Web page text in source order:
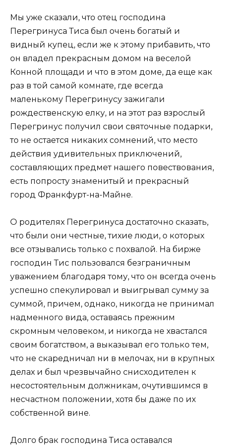
Мы уже сказали, что отец господина
Перегринуса Тиса был очень богатый и
видный купец, если же к этому прибавить, что
он владел прекрасным домом на веселой
Конной площади и что в этом доме, да еще как
раз в той самой комнате, где всегда
маленькому Перегринусу зажигали
рождественскую елку, и на этот раз взрослый
Перегринус получил свои святочные подарки,
то не остается никаких сомнений, что место
действия удивительных приключений,
составляющих предмет нашего повествования,
есть попросту знаменитый и прекрасный
город Франкфурт-на-Майне.
О родителях Перегринуса достаточно сказать,
что были они честные, тихие люди, о которых
все отзывались только с похвалой. На бирже
господин Тис пользовался безграничным
уважением благодаря тому, что он всегда очень
успешно спекулировал и выигрывал сумму за
суммой, причем, однако, никогда не принимал
надменного вида, оставаясь прежним
скромным человеком, и никогда не хвастался
своим богатством, а выказывал его только тем,
что не скаредничал ни в мелочах, ни в крупных
делах и был чрезвычайно снисходителен к
несостоятельным должникам, очутившимся в
несчастном положении, хотя бы даже по их
собственной вине.
Долго брак господина Тиса оставался